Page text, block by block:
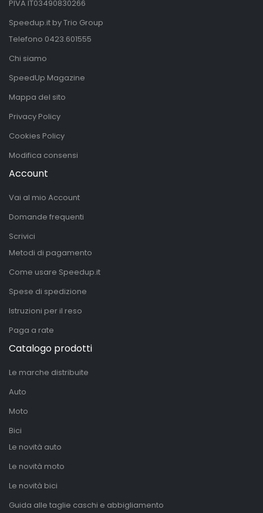
PIVA IT03490830266
Speedup.it by Trio Group
Telefono 0423.601555
Chi siamo
SpeedUp Magazine
Mappa del sito
Privacy Policy
Cookies Policy
Modifica consensi
Account
Vai al mio Account
Domande frequenti
Scrivici
Metodi di pagamento
Come usare Speedup.it
Spese di spedizione
Istruzioni per il reso
Paga a rate
Catalogo prodotti
Le marche distribuite
Auto
Moto
Bici
Le novità auto
Le novità moto
Le novità bici
Guida alle taglie caschi e abbigliamento